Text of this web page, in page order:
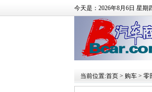
今天是：2026年8月6日 星期
当前位置:首页 > 购车 > 零